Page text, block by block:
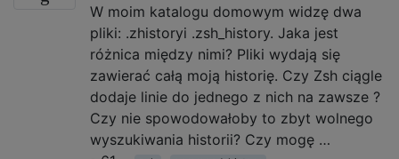
W moim katalogu domowym widzę dwa
pliki: .zhistoryi .zsh_history. Jaka jest
różnica między nimi? Pliki wydają się
zawierać całą moją historię. Czy Zsh ciągle
dodaje linie do jednego z nich na zawsze ?
Czy nie spowodowałoby to zbyt wolnego
wyszukiwania historii? Czy mogę …